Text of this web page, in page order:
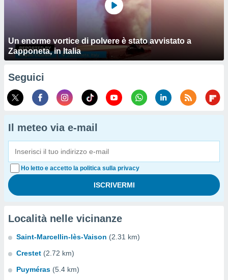
Un enorme vortice di polvere è stato avvistato a
Zapponeta, in Italia
Seguici
Il meteo via e-mail
Ho letto e accetto la politica sulla privacy
Località nelle vicinanze
Saint-Marcellin-lès-Vaison (2.31 km)
Crestet (2.72 km)
Puyméras (5.4 km)